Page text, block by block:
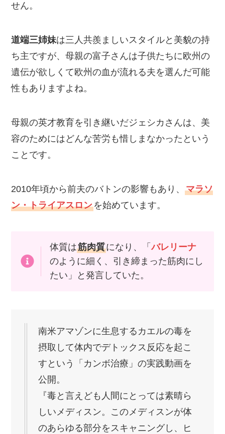
せん。
道端三姉妹は三人共羨ましいスタイルと美貌の持
ち主ですが、母親の富子さんは子供たちに欧州の
遺伝が欲しくて欧州の血が流れる夫を選んだ可能
性もありますよね。
母親の英才教育を引き継いだジェシカさんは、美
容のためにはどんな苦労も惜しまなかったという
ことです。
2010年頃から前夫のバトンの影響もあり、マラソ
ン・トライアスロンを始めています。
体質は筋肉質になり、「バレリーナ
のように細く、引き締まった筋肉にし
たい」と発言していた。
南米アマゾンに生息するカエルの毒を
摂取して体内でデトックス反応を起こ
すという「カンボ治療」の実践動画を
公開。
『毒と言えども人間にとっては素晴ら
しいメディスン。このメディスンが体
のあらゆる部分をスキャニングし、ヒ